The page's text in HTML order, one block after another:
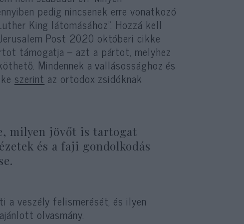
pedig nincsenek erre vonatkozó
King látomásához”. Hozzá kell
Post 2020 októberi cikke
támogatja – azt a pártot, melyhez
Mindennek a vallásossághoz és
szerint az ortodox zsidóknak
milyen jövőt is tartogat
és a faji gondolkodás
a veszély felismerését, és ilyen
olvasmány.